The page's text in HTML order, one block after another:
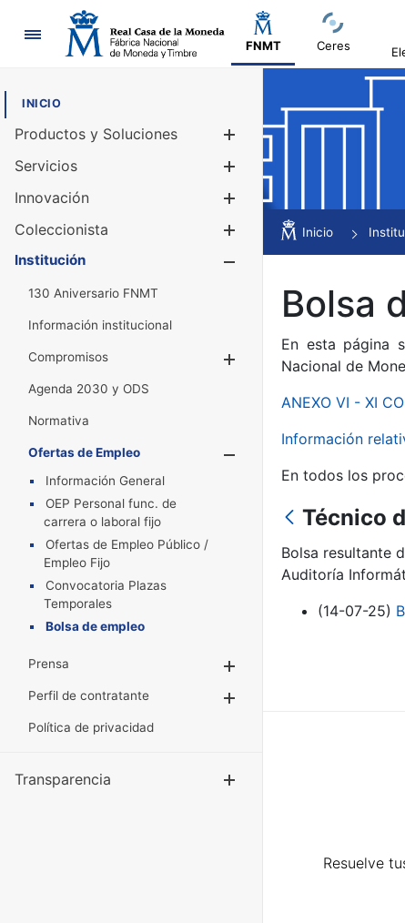
Navegación
FNMT Ceres
INICIO
Productos y Soluciones
Mostrar/
Servicios
Innovación
Coleccionista
Mostrar/
Institución
130 Aniversario FNMT
Información institucional
Compromisos
Mostrar/Ocultar
Agenda 2030 y ODS
Normativa
Ofertas de Empleo
Información General
OEP Personal func. de
carrera o laboral fijo
Ofertas de Empleo Público /
Empleo Fijo
Convocatoria Plazas
Temporales
Bolsa de empleo
Prensa
Perfil de contratante
Política de privacidad
Transparencia
Inicio
Bolsa
En esta página
Nacional de
ANEXO VI - XI
Información
En todos los
Técnico
Bolsa resultante
Auditoría
(14-07-25)
Resuelve